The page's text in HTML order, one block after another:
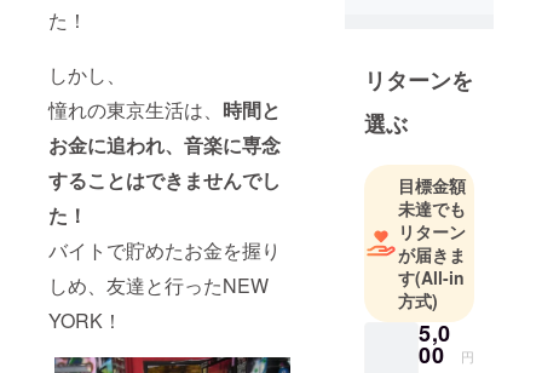
た！
しかし、
憧れの東京生活は、 時間と
お金に追われ、音楽に専念
することはできませんでし
た！
バイトで貯めたお金を握り
しめ、友達と行ったNEW
YORK！
リターンを
選ぶ
目標金額
未達でも
リターン
が届きま
す(All-in
方式)
5,0
00 円